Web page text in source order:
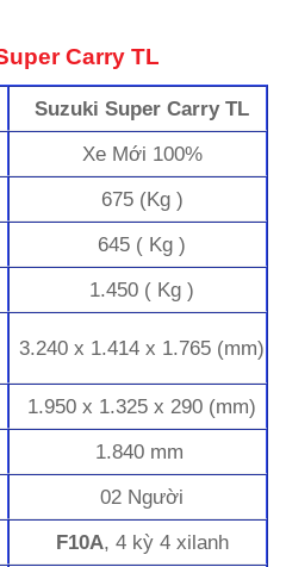
Carry TL
Suzuki Super Carry TL
Xe Mới 100%
675 (Kg )
645 ( Kg )
1.450 ( Kg )
3.240 x 1.414 x 1.765 (mm)
1.950 x 1.325 x 290 (mm)
1.840 mm
02 Người
F10A, 4 kỳ 4 xilanh